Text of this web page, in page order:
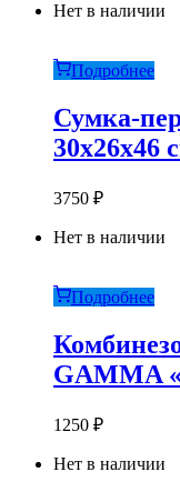
Нет в наличии
Подробнее
Сумка-
30х26х46
3750 ₽
Нет в наличии
Подробнее
GAМMA
1250 ₽
Нет в наличии